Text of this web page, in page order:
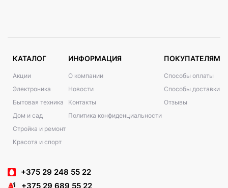
КАТАЛОГ
Акции
Электроника
Бытовая техника
Дом и сад
Стройка и ремонт
Красота и спорт
ИНФОРМАЦИЯ
О компании
Новости
Контакты
Политика конфиденциальности
ПОКУПАТЕЛЯМ
Способы оплаты
Способы доставки
Отзывы
+375 29 248 55 22
+375 29 689 55 22